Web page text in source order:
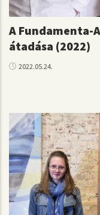
A Fundamenta-
átadása (2022)
2022.05.24.